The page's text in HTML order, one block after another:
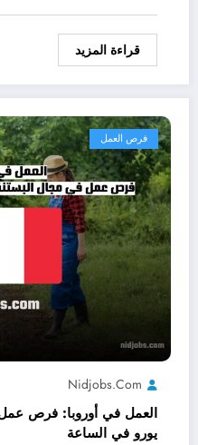
قراءة المزيد
فرص العمل
Nidjobs.com
يورو في الساعة